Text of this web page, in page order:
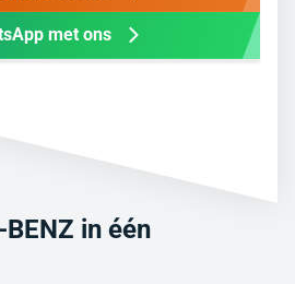
BENZ in één
met ons